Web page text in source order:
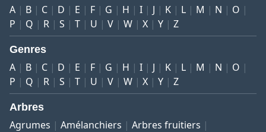
A B C D E F G H I J K L M N
O
P
Q R S T U V W X Y Z
Genres
A B C D E F G H I J K L M N
O
P
Q R S T U V W X Y Z
Arbres
Agrumes Amélanchiers
Arbres fruitiers